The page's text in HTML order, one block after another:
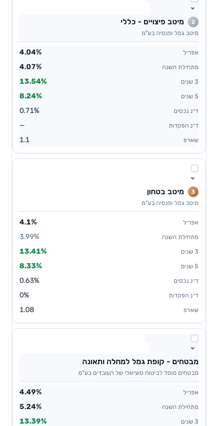
2 מיטב פיצויים - כללי
מיטב גמל ופנסיה בע"מ
4.04%
4.07%
13.54%
8.24%
0.71%
—
1.1
3 מיטב בטחון
מיטב גמל ופנסיה בע"מ
4.1%
3.99%
13.41%
8.33%
0.63%
0%
1.08
מבטחים - קופת גמל למחלה ותאונה
מבטחים מוסד לביטוח סוציאלי של העובדים בע"מ
4.49%
5.24%
13.39%